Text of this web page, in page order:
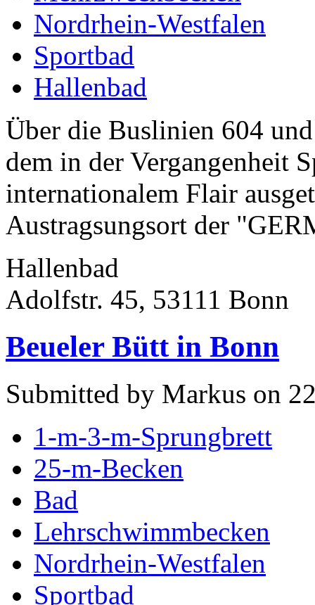
Nordrhein-Westfalen
Sportbad
Hallenbad
Über die Buslinien 604
dem in der Vergangenheit
internationalem Flair
Austragsungsort der
Hallenbad
Adolfstr. 45, 53111 Bonn
Beueler Bütt in Bonn
Submitted by Markus on
1-m-3-m-Sprungbrett
25-m-Becken
Bad
Lehrschwimmbecken
Nordrhein-Westfalen
Sportbad